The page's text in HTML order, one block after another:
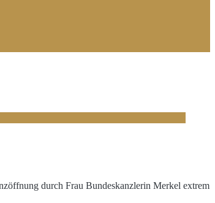
durch Frau Bundeskanzlerin Merkel extrem